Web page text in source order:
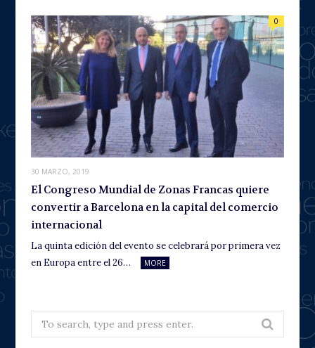
30 MARZO, 2019
0
El Congreso Mundial de Zonas Francas quiere
convertir a Barcelona en la capital del comercio
internacional
La quinta edición del evento se celebrará por primera vez
en Europa entre el 26…
MORE
Search
for: